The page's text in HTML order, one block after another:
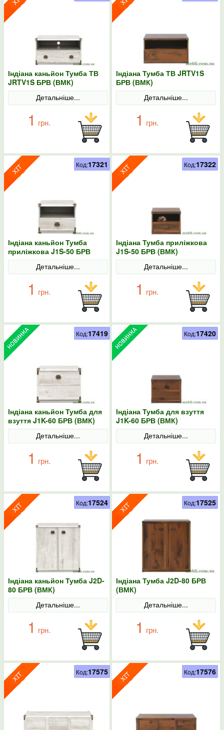
Індіана каньйон Тумба ТВ
JRTV1S БРВ (ВМК)
Детальніше...
1 грн.
Індіана Тумба ТВ JRTV1S
БРВ (ВМК)
Детальніше...
1 грн.
Індіана каньйон Тумба
приліжкова J1S-50 БРВ
(ВМК)
Детальніше...
1 грн.
Код:17321
Індіана Тумба приліжкова
J1S-50 БРВ (ВМК)
Детальніше...
1 грн.
Код:17322
Індіана каньйон Тумба для
взуття J1K-60 БРВ (ВМК)
Детальніше...
1 грн.
Код:17419
Індіана Тумба для взуття
J1K-60 БРВ (ВМК)
Детальніше...
1 грн.
Код:17420
Індіана каньйон Тумба J2D-
80 БРВ (ВМК)
Детальніше...
1 грн.
Код:17524
Індіана Тумба J2D-80 БРВ
(ВМК)
Детальніше...
1 грн.
Код:17525
Код:17575 Код:17576